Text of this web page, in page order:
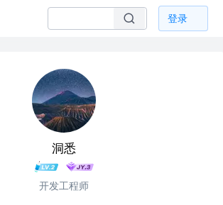
登录
洞悉
开发工程师